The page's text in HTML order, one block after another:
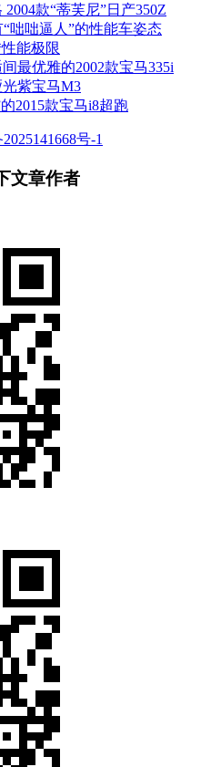
款“蒂芙尼”日产350Z
咄咄逼人”的性能车姿态
能极限
最优雅的2002款宝马335i
紫宝马M3
2015款宝马i8超跑
号-1
文章作者